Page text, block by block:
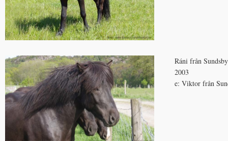
Ráni från Sundsby
2003
e: Viktor från